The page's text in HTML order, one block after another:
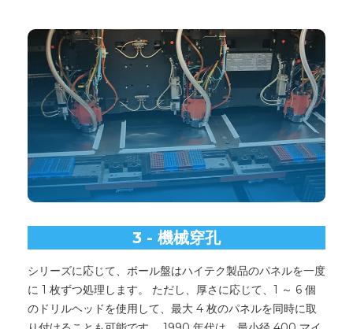
3 - 機械穿孔
シリーズに応じて、ボール盤はハイテク製品のパネルを一度
に 1 枚ずつ処理します。 ただし、厚さに応じて、1 ～ 6 個
のドリルヘッドを使用して、最大 4 枚のパネルを同時に取